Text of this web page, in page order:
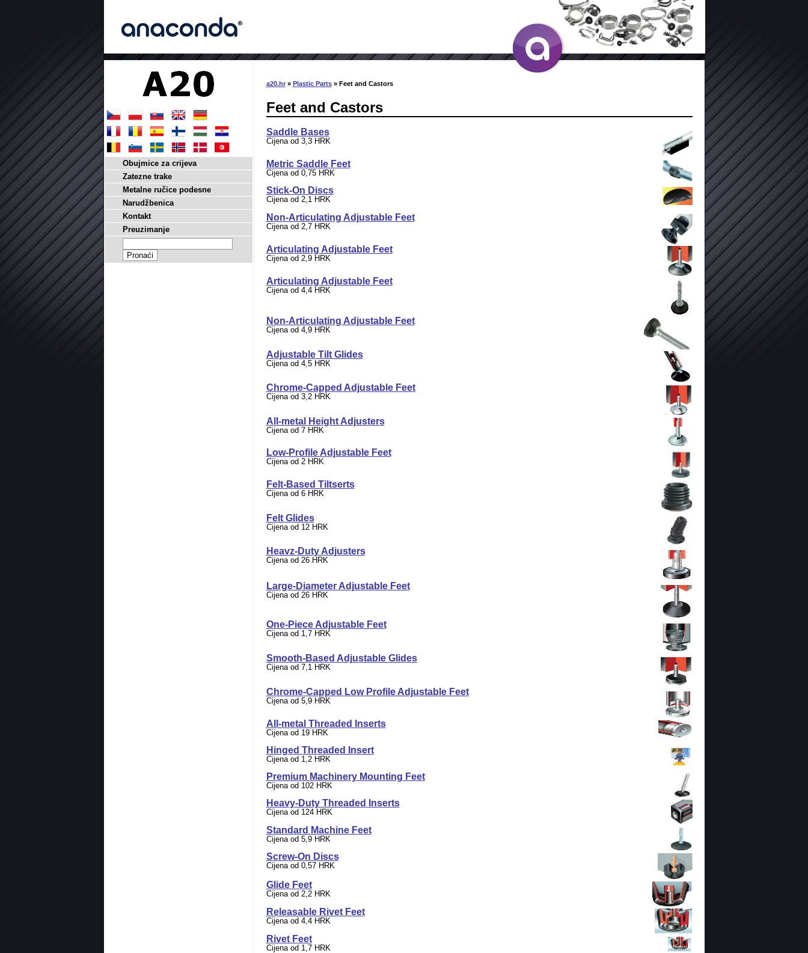
a20.hr» Plastic Parts» Feet and Castors
Feet and Castors
Saddle Bases
Cijena od 3,3 HRK
Metric Saddle Feet
Cijena od 0,75 HRK
Stick-On Discs
Cijena od 2,1 HRK
Non-Articulating Adjustable Feet
Cijena od 2,7 HRK
Articulating Adjustable Feet
Cijena od 2,9 HRK
Articulating Adjustable Feet
Cijena od 4,4 HRK
Non-Articulating Adjustable Feet
Cijena od 4,9 HRK
Adjustable Tilt Glides
Cijena od 4,5 HRK
Chrome-Capped Adjustable Feet
Cijena od 3,2 HRK
All-metal Height Adjusters
Cijena od 7 HRK
Low-Profile Adjustable Feet
Cijena od 2 HRK
Felt-Based Tiltserts
Cijena od 6 HRK
Felt Glides
Cijena od 12 HRK
Heavz-Duty Adjusters
Cijena od 26 HRK
Large-Diameter Adjustable Feet
Cijena od 26 HRK
One-Piece Adjustable Feet
Cijena od 1,7 HRK
Smooth-Based Adjustable Glides
Cijena od 7,1 HRK
Chrome-Capped Low Profile Adjustable Feet
Cijena od 5,9 HRK
All-metal Threaded Inserts
Cijena od 19 HRK
Hinged Threaded Insert
Cijena od 1,2 HRK
Premium Machinery Mounting Feet
Cijena od 102 HRK
Heavy-Duty Threaded Inserts
Cijena od 124 HRK
Standard Machine Feet
Cijena od 5,9 HRK
Screw-On Discs
Cijena od 0,57 HRK
Glide Feet
Cijena od 2,2 HRK
Releasable Rivet Feet
Cijena od 4,4 HRK
Rivet Feet
Cijena od 1,7 HRK
Obujmice za crijeva
Zatezne trake
Metalne ručice podesne
Narudžbenica
Kontakt
Preuzimanje